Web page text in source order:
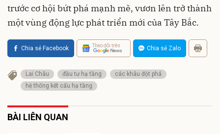
trước cơ hội bứt phá mạnh mẽ, vươn lên trở thành
một vùng động lực phát triển mới của Tây Bắc.
Chia sẻ Facebook Theo dõi trên Chia sẻ Zalo
Lai Châu đầu tư hạ tầng
các khâu đột phá
hệ thống kết cấu hạ tầng
BÀI LIÊN QUAN